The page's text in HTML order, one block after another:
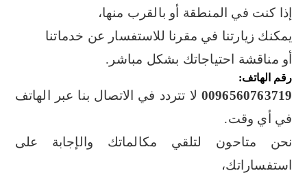
إذا كنت في المنطقة أو بالقرب منها،
يمكنك زيارتنا في مقرنا للاستفسار عن خدماتنا
أو مناقشة احتياجاتك بشكل مباشر.
رقم الهاتف:
0096560763719 لا تتردد في الاتصال بنا عبر الهاتف
في أي وقت.
نحن متاحون لتلقي مكالماتك والإجابة على
استفساراتك،